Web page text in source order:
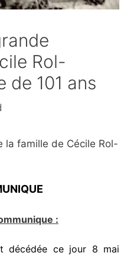
Rol-
de 101 ans
la famille de Cécile Rol-
:
décédée ce jour 8 mai